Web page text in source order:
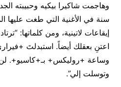
سنة في الأغنية التي طغت عليها
إيقاعات لاتينية، ومن كلماتها:
اعتنِ بعقلك أيضاً. استبدلتَ
وساعة +روليكس+ بـ+كاسيو+.
وتوسلت إلي”.